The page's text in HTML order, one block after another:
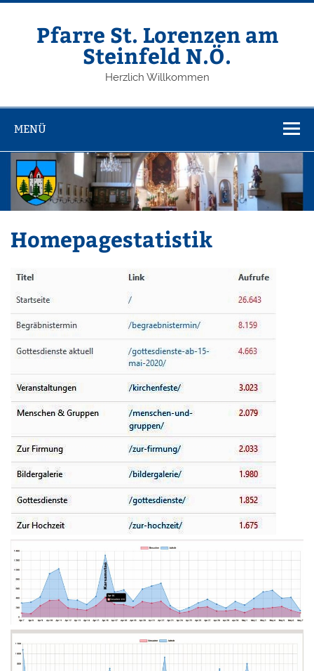
Zum
springenPfarre St. Lorenzen am
Steinfeld N.Ö.
Herzlich Willkommen
MENÜ
Homepagestatistik